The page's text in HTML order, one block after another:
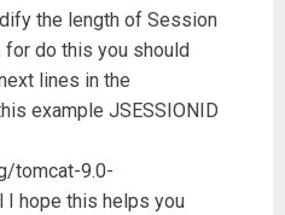
the length of Session
for do this you should
lines in the
example JSESSIONID
tomcat-9.0-
I hope this helps you